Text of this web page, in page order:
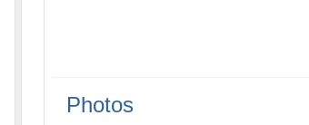
Photos